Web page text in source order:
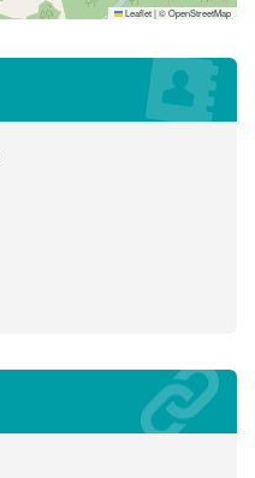
Leaflet|©OpenStreetMap